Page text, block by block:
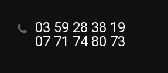
03 59 28 38 19
07 71 74 80 73